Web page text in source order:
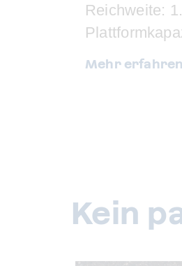
Reichweite:
Mehr erfahren
Kein